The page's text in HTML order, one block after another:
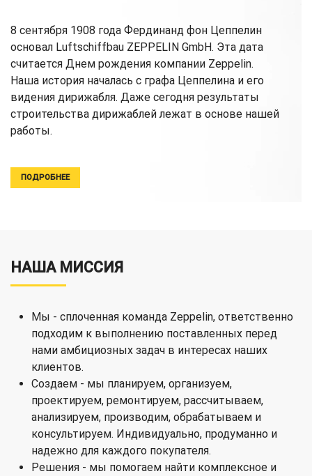
8 сентября 1908 года Фердинанд фон Цеппелин
основал Luftschiffbau ZEPPELIN GmbH. Эта дата
считается Днем рождения компании Zeppelin.
Наша история началась с графа Цеппелина и его
видения дирижабля. Даже сегодня результаты
строительства дирижаблей лежат в основе нашей
работы.
ПОДРОБНЕЕ
НАША МИССИЯ
Мы - сплоченная команда Zeppelin, ответственно
подходим к выполнению поставленных перед
нами амбициозных задач в интересах наших
клиентов.
Создаем - мы планируем, организуем,
проектируем, ремонтируем, рассчитываем,
анализируем, производим, обрабатываем и
консультируем. Индивидуально, продуманно и
надежно для каждого покупателя.
Решения - мы помогаем найти комплексное и